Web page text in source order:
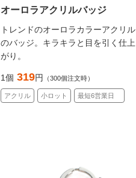
オーロラアクリルバッジ
トレンドのオーロラカラーアクリル
のバッジ。キラキラと目を引く仕上
がり。
1個 319円 （300個注文時）
アクリル 小ロット 最短6営業日